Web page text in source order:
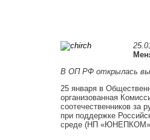
В ОП РФ открылась
25 января в
организованная
соотечественников за
при поддержке
среде (НП